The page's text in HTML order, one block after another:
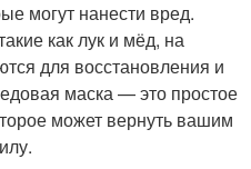
могут нанести вред.
как лук и мёд, на
для восстановления и
маска — это простое
может вернуть вашим